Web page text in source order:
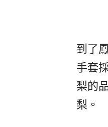
到了
手套
梨的
梨。